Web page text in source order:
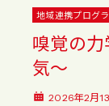
地域連携プログ
嗅覚の
気〜
2026年2月